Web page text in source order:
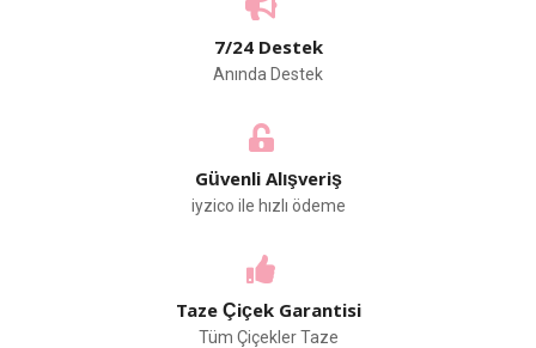
7/24 Destek
Anında Destek
Güvenli Alışveriş
iyzico ile hızlı ödeme
Taze Çiçek Garantisi
Tüm Çiçekler Taze